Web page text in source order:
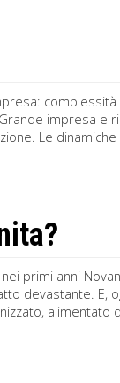
complessità
impresa e
Le
primi anni
devastante. E,
alimentato